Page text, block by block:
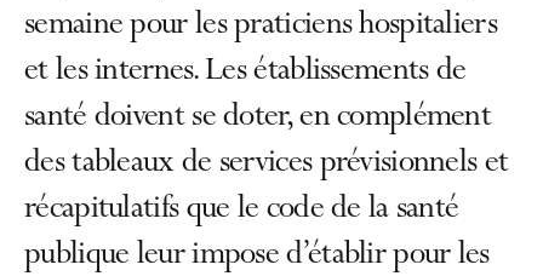
semaine pour les praticiens hospitaliers
et les internes. Les établissements de
santé doivent se doter, en complément
des tableaux de services prévisionnels et
récapitulatifs que le code de la santé
publique leur impose d’établir pour les